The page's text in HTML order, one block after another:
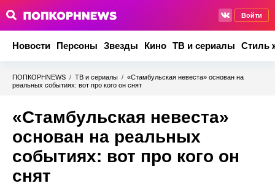
Войти
Новости Персоны Звезды Кино ТВ и сериалы Стиль
ПОПКОРНNEWS / ТВ и сериалы / «Стамбульская невеста» основан на
реальных событиях: вот про кого он снят
«Стамбульская невеста»
основан на реальных
событиях: вот про кого он
снят